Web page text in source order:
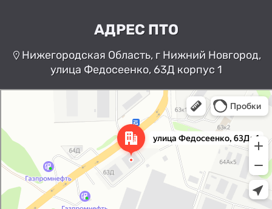
АДРЕС ПТО
Нижегородская Область, г Нижний Новгород,
улица Федосеенко, 63Д корпус 1
Нижний Новгород
Улица Федосеенко, 63Дк1 —
Яндекс Карты